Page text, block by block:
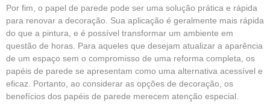
Por fim, o papel de parede pode ser uma solução prática e rápida
para renovar a decoração. Sua aplicação é geralmente mais rápida
do que a pintura, e é possível transformar um ambiente em
questão de horas. Para aqueles que desejam atualizar a aparência
de um espaço sem o compromisso de uma reforma completa, os
papéis de parede se apresentam como uma alternativa acessível e
eficaz. Portanto, ao considerar as opções de decoração, os
benefícios dos papéis de parede merecem atenção especial.